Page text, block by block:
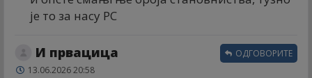
је то за насу РС
И првацица
13.06.2026 20:58
ОДГОВОРИТЕ